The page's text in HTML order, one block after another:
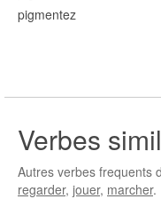
pigmentez
Verbes
Autres verbes frequents
regarder, jouer, marcher.